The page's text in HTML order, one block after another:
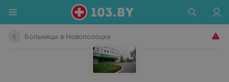
Больницы в Новополоцке